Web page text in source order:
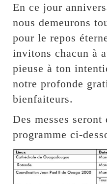
En ce jour
nous demeurons
pour le repos
invitons chacun à
pieuse à ton
notre profonde
bienfaiteurs.
Des messes
programme ci-